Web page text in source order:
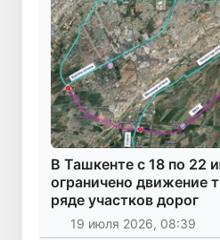
В Ташкенте с 18 по 22
ограничено движение
ряде участков дорог
19 июля 2026, 08:39